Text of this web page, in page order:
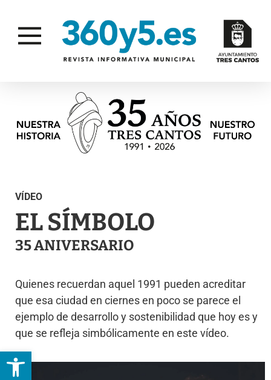
Abrir barra de herramientas
VÍDEO
EL SÍMBOLO
35 ANIVERSARIO
Quienes recuerdan aquel 1991 pueden acreditar
que esa ciudad en ciernes en poco se parece el
ejemplo de desarrollo y sostenibilidad que hoy es y
que se refleja simbólicamente en este vídeo.